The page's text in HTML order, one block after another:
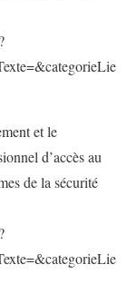
et le
d’accès au
de la sécurité